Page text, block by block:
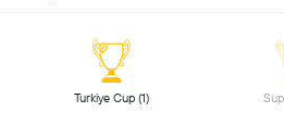
Turkiye Cup (1)